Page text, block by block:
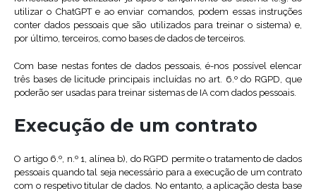
utilizar o ChatGPT e ao enviar comandos, podem essas instruções
conter dados pessoais que são utilizados para treinar o sistema) e,
por último, terceiros, como bases de dados de terceiros.
Com base nestas fontes de dados pessoais, é-nos possível elencar
três bases de licitude principais incluídas no art. 6.º do RGPD, que
poderão ser usadas para treinar sistemas de IA com dados pessoais.
Execução de um contrato
O artigo 6.º, n.º 1, alínea b), do RGPD permite o tratamento de dados
pessoais quando tal seja necessário para a execução de um contrato
com o respetivo titular de dados. No entanto, a aplicação desta base